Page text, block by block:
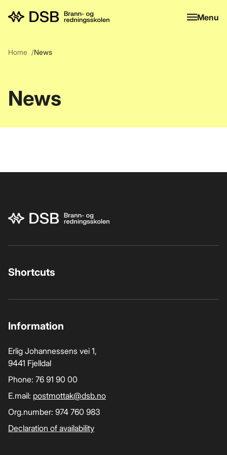
Menu
Menu
Home News
News
Bunnområde
Shortcuts
Information
Erlig Johannessens vei 1,
9441 Fjelldal
Phone: 76 91 90 00
E.mail: postmottak­@dsb.no
Org.number: 974 760 983
Declaration of availability